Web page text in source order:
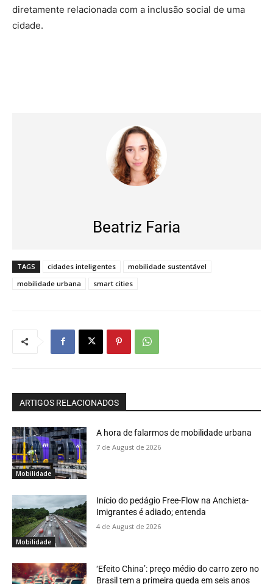
diretamente relacionada com a inclusão social de uma
cidade.
Beatriz Faria
TAGS cidades inteligentes
mobilidade sustentável
mobilidade urbana
smart cities
ARTIGOS RELACIONADOS
Mobilidade
A hora de falarmos de mobilidade urbana
7 de August de 2026
Mobilidade
Início do pedágio Free-Flow na Anchieta-
Imigrantes é adiado; entenda
4 de August de 2026
‘Efeito China’: preço médio do carro zero no
Brasil tem a primeira queda em seis anos